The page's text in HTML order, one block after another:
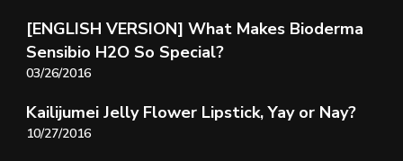
[ENGLISH VERSION] What Makes Bioderma
Sensibio H2O So Special?
03/26/2016
Kailijumei Jelly Flower Lipstick, Yay or Nay?
10/27/2016